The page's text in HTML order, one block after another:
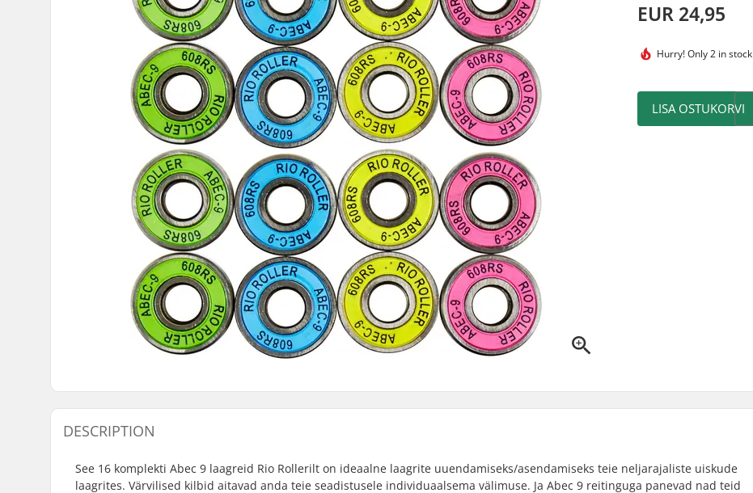
EUR 24,95
Hurry!Only 2 in stock
LISA OSTUKORVI
DESCRIPTION
See 16 komplekti Abec 9 laagreid Rio Rollerilt on ideaalne laagrite uuendamiseks/asendamiseks teie neljarajaliste uiskude
laagrites. Värvilised kilbid aitavad anda teie seadistusele individuaalsema välimuse. Ja Abec 9 reitinguga panevad nad teid